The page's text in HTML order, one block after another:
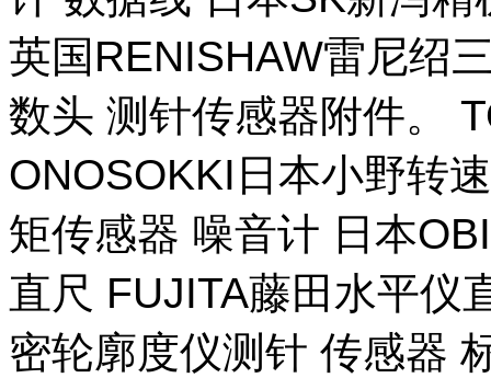
英国RENISHAW雷尼绍
数头 测针传感器附件。
ONOSOKKI日本小野转
矩传感器 噪音计 日本
直尺 FUJITA藤田水平仪
密轮廓度仪测针 传感器